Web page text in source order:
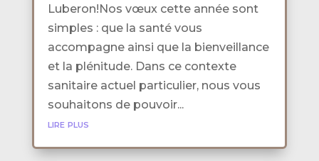
Luberon!Nos vœux cette année sont
simples : que la santé vous
accompagne ainsi que la bienveillance
et la plénitude. Dans ce contexte
sanitaire actuel particulier, nous vous
souhaitons de pouvoir...
lire plus